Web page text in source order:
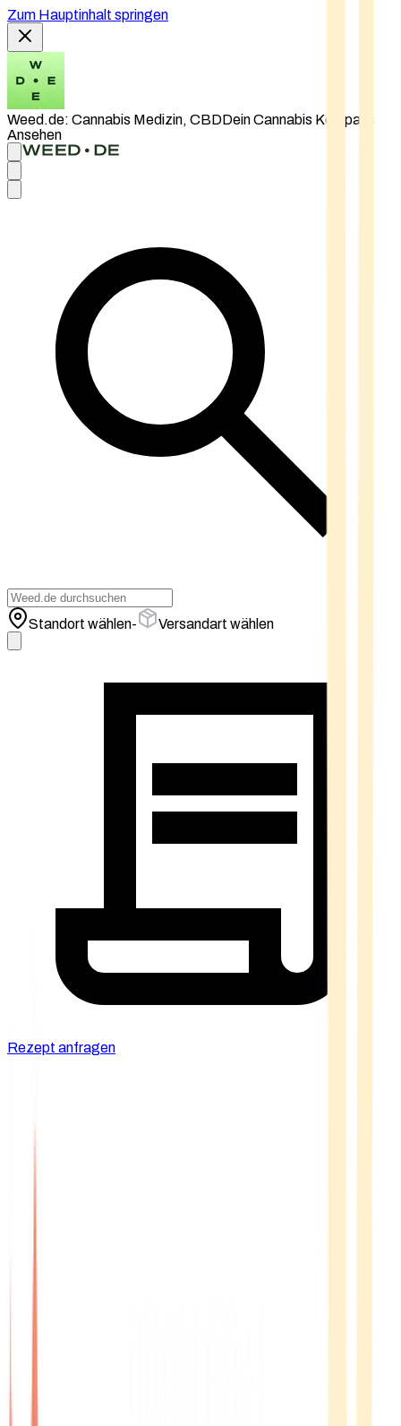
Zum Hauptinhalt springen
Weed.de: Cannabis Medizin, CBDDein Cannabis Kompass
Ansehen
Standort wählen- Versandart wählen
Rezept anfragen